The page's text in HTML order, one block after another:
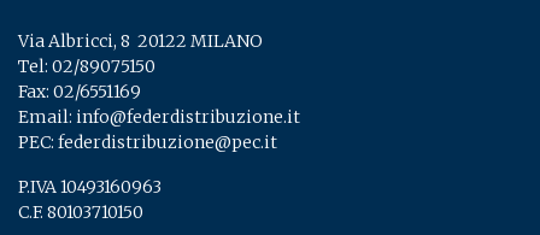
Via Albricci, 8 ­ 20122 MILANO
Tel: 02/89075150
Fax: 02/6551169
Email: info@federdistribuzione.it
PEC: federdistribuzione@pec.it
P.IVA 10493160963
C.F. 80103710150